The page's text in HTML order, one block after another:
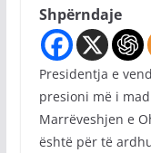
Shpërndaje
Presidentja e
presioni më i
Marrëveshjen e
është për të